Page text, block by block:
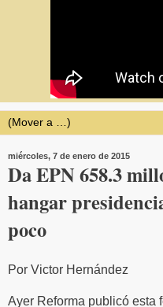
miércoles, 7 de enero de 2015
Da EPN 658.3
hangar
poco
Por Victor Hernández
Ayer Reforma publicó esta